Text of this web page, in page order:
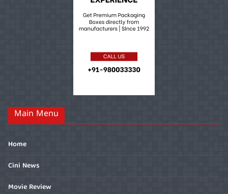
Main Menu
Home
Cini News
Movie Review